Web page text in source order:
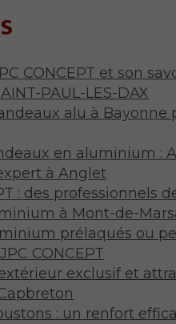
CONCEPT et son
PAUL-LES-DAX
alu à Bayonne
en aluminium :
à Anglet
: des professionnels
à Mont-de-
prélaqués ou
CONCEPT
exclusif et
: un renfort